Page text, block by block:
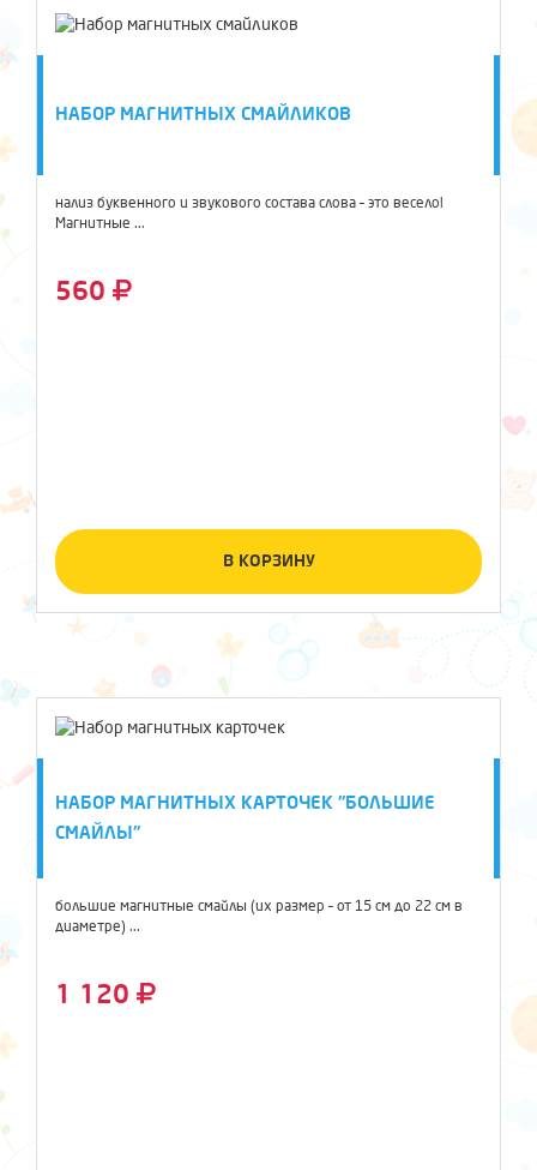
НАБОР МАГНИТНЫХ СМАЙЛИКОВ
нализ буквенного и звукового состава слова – это весело!
Магнитные ...
560
В КОРЗИНУ
НАБОР МАГНИТНЫХ КАРТОЧЕК "БОЛЬШИЕ
СМАЙЛЫ"
большие магнитные смайлы (их размер – от 15 см до 22 см в
диаметре) ...
1 120